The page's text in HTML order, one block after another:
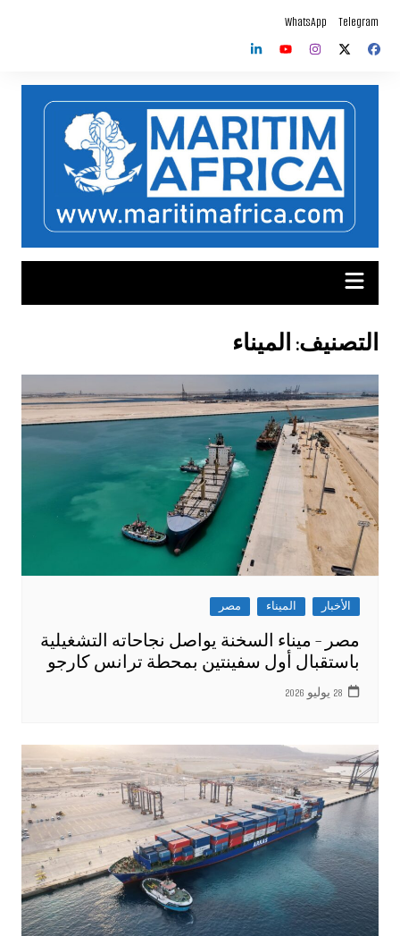
المحتوى
Telegram
WhatsApp
التصنيف: الميناء
الأخبار الميناء مصر
مصر – ميناء السخنة يواصل نجاحاته التشغيلية
باستقبال أول سفينتين بمحطة ترانس كارجو
28 يوليو 2026